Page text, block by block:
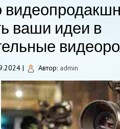
ваши идеи в
| Автор: admin